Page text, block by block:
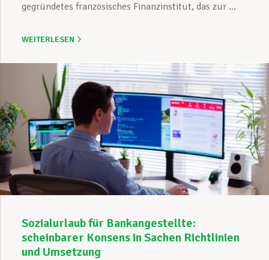
gegründetes französisches Finanzinstitut, das zur ...
WEITERLESEN
Sozialurlaub für Bankangestellte:
scheinbarer Konsens in Sachen Richtlinien
und Umsetzung